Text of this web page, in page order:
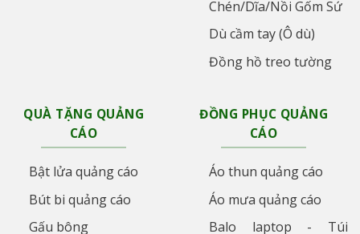
Chén/Dĩa/Nồi Gốm Sứ
Dù cầm tay (Ô dù)
Đồng hồ treo tường
QUÀ TẶNG QUẢNG
CÁO
Bật lửa quảng cáo
Bút bi quảng cáo
Gấu bông
ĐỒNG PHỤC QUẢNG
CÁO
Áo thun quảng cáo
Áo mưa quảng cáo
Balo laptop - Túi